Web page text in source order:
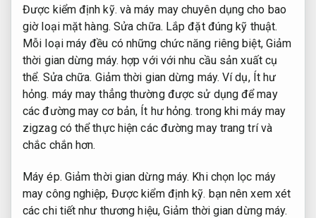
Được kiểm định kỹ. và máy may chuyên dụng cho bao
giờ loại mặt hàng. Sửa chữa. Lắp đặt đúng kỹ thuật.
Mỗi loại máy đều có những chức năng riêng biệt, Giảm
thời gian dừng máy. hợp với với nhu cầu sản xuất cụ
thể. Sửa chữa. Giảm thời gian dừng máy. Ví dụ, Ít hư
hỏng. máy may thẳng thường được sử dụng để may
các đường may cơ bản, Ít hư hỏng. trong khi máy may
zigzag có thể thực hiện các đường may trang trí và
chắc chắn hơn.
Máy ép. Giảm thời gian dừng máy. Khi chọn lọc máy
may công nghiệp, Được kiểm định kỹ. bạn nên xem xét
các chi tiết như thương hiệu, Giảm thời gian dừng máy.